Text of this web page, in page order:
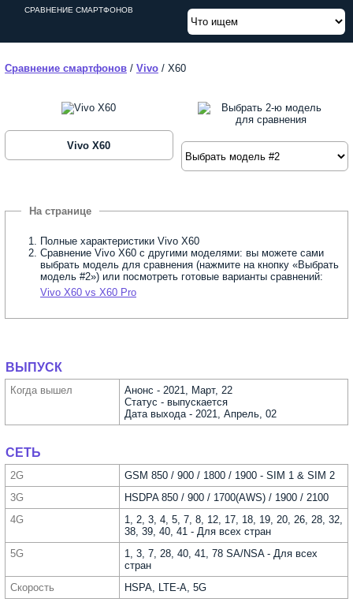
СРАВНЕНИЕ СМАРТФОНОВ
Сравнение смартфонов / Vivo / X60
Vivo X60
Полные характеристики Vivo X60
Сравнение Vivo X60 с другими моделями: вы можете сами
выбрать модель для сравнения (нажмите на кнопку «Выбрать
модель #2») или посмотреть готовые варианты сравнений:
Vivo X60 vs X60 Pro
ВЫПУСК
Когда вышел
Анонс - 2021, Март, 22
Статус - выпускается
Дата выхода - 2021, Апрель, 02
СЕТЬ
2G
GSM 850 / 900 / 1800 / 1900 - SIM 1 & SIM 2
3G
HSDPA 850 / 900 / 1700(AWS) / 1900 / 2100
4G
1, 2, 3, 4, 5, 7, 8, 12, 17, 18, 19, 20, 26, 28, 32,
38, 39, 40, 41 - Для всех стран
5G
1, 3, 7, 28, 40, 41, 78 SA/NSA - Для всех
стран
Скорость
HSPA, LTE-A, 5G